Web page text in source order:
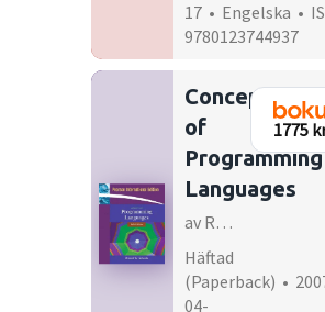
17 • Engelska •
9780123744937
Concepts
of
Programming
Languages
av Robert W Sebesta
Häftad
(Paperback) •
04-
1775